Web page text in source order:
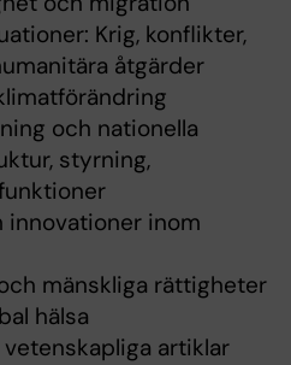
Krig, konflikter,
åtgärder
och nationella
styrning,
innovationer inom
mänskliga rättigheter
hälsa
artiklar